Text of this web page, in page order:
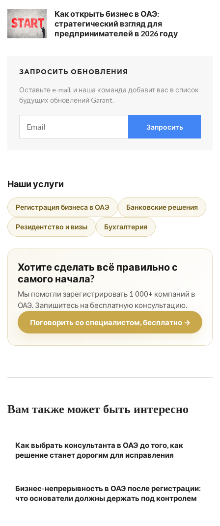
Как открыть бизнес в ОАЭ:
стратегический взгляд для
предпринимателей в 2026 году
ЗАПРОСИТЬ ОБНОВЛЕНИЯ
Оставьте e-mail, и наша команда добавит вас в список
будущих обновлений Garant.
Запросить
Наши услуги
Регистрация бизнеса в ОАЭ Банковские решения
Резидентство и визы Бухгалтерия
Хотите сделать всё правильно с
самого начала?
Мы помогли зарегистрировать 1 000+ компаний в
ОАЭ. Запишитесь на бесплатную консультацию.
Поговорить со специалистом, бесплатно →
Вам также может быть интересно
Как выбрать консультанта в ОАЭ до того, как
решение станет дорогим для исправления
Бизнес-непрерывность в ОАЭ после регистрации:
что основатели должны держать под контролем